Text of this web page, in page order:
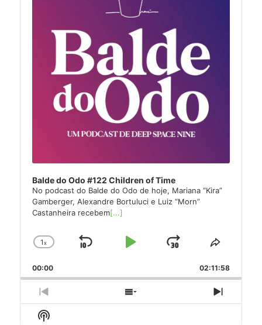
Balde do Odo #122 Children of Time
No podcast do Balde do Odo de hoje, Mariana “Kira”
Gamberger, Alexandre Bortuluci e Luiz “Morn”
Castanheira recebem[...]
Change
Rate
1x
Skip
Play
Jump
Forward
Share
Episode
00:00 02:11:58
Previous
Episode
Show
Episodes
Next
Episode
Show